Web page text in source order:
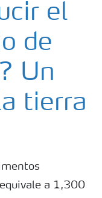
el
de
Un
tierra
a 1,300